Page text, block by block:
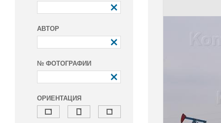
АВТОР
№ ФОТОГРАФИИ
ОРИЕНТАЦИЯ